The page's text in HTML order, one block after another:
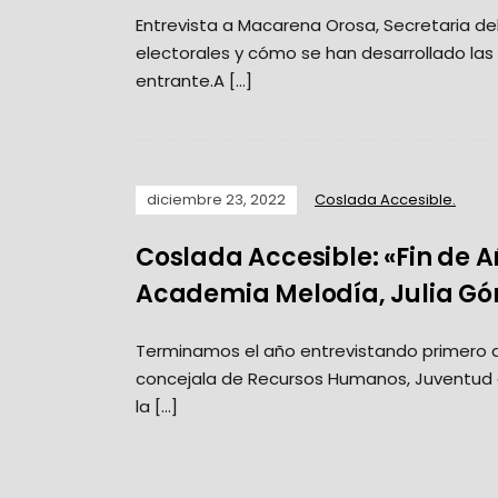
Entrevista a Macarena Orosa, Secretaria
electorales y cómo se han desarrollado
entrante.A […]
diciembre 23, 2022 Coslada Accesible.
Coslada Accesible: «Fin de
Academia Melodía, Julia
Terminamos el año entrevistando primero
concejala de Recursos Humanos,
la […]